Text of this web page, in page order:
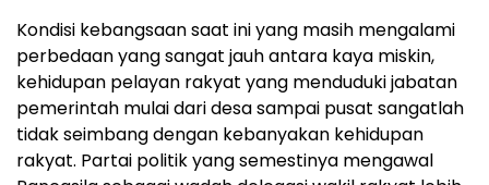
Kondisi kebangsaan saat ini yang masih mengalami
perbedaan yang sangat jauh antara kaya miskin,
kehidupan pelayan rakyat yang menduduki jabatan
pemerintah mulai dari desa sampai pusat sangatlah
tidak seimbang dengan kebanyakan kehidupan
rakyat. Partai politik yang semestinya mengawal